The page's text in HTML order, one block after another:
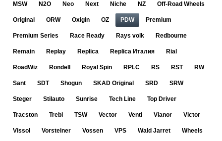
MSW N2O Neo Next Niche NZ Off-Road Wheels
Original ORW Oxigin OZ PDW Premium
Premium Series Race Ready Rays volk Redbourne
Remain Replay Replica Replica Италия Rial
RoadWiz Rondell Royal Spin RPLC RS RST RW
Sant SDT Shogun SKAD Original SRD SRW
Steger Stilauto Sunrise Tech Line Top Driver
Tracston Trebl TSW Vector Venti Vianor Victor
Vissol Vorsteiner Vossen VPS Wald Jarret Wheels